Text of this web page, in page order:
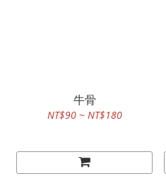
牛骨
NT$90 ~ NT$180